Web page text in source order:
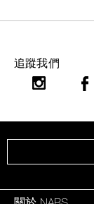
追蹤我們